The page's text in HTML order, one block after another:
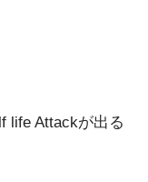
life Attackが出る